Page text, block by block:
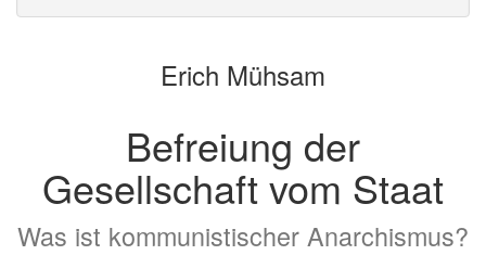
zum
hinzu
for
bookbuilder
Erich Mühsam
Befreiung der
Gesellschaft vom Staat
Was ist kommunistischer Anarchismus?